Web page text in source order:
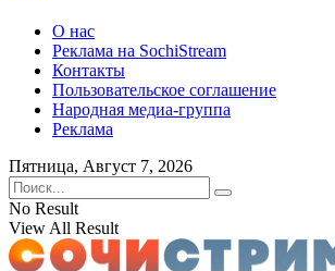
О нас
Реклама на SochiStream
Контакты
Пользовательское соглашение
Народная медиа-группа
Реклама
Пятница, Август 7, 2026
No Result
View All Result